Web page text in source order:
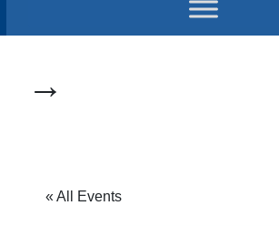
→
« All Events